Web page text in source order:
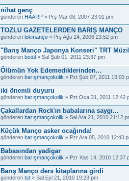
nihat genç
gönderen HAARP » Prş Mar 08, 2007 23:01 pm
TOZLU GAZETELERDEN BARIŞ MANÇO
gönderen lokmanço » Prş Ağu 24, 2006 23:52 pm
"Barış Manço Japonya Konseri" TRT
gönderen betül » Sal Şub 01, 2011 23:37 pm
Ölümün Yok Edemediklerinden...
gönderen barışmançokolik » Pzt Şub 07, 2011 13:03
iki önemli duyuru
gönderen barışmançokolik » Pzt Oca 31, 2011 12:42
Çakallardan Rock'ın babalarına saygı...
gönderen barışmançokolik » Sal Ara 21, 2010 21:12
Küçük Manço asker ocağında!
gönderen barışmançokolik » Pzr Ara 05, 2010 12:43
Babasından yadigar
gönderen barışmançokolik » Pzr Kas 14, 2010 12:37
Barış Manço ders kitaplarına girdi
gönderen tst » Sal Eyl 21, 2010 19:23 pm